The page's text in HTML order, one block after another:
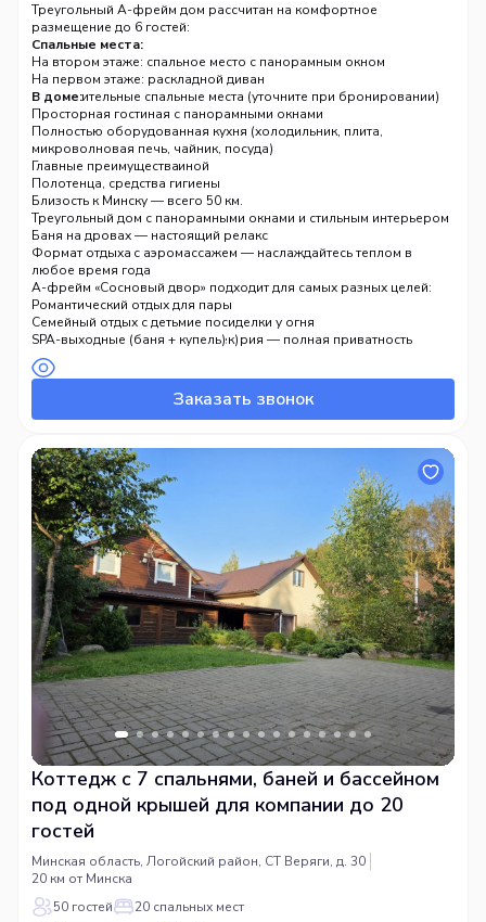
Треугольный А-фрейм дом рассчитан на комфортное
размещение до 6 гостей:
Спальные места:
На втором этаже: спальное место с панорамным окном
На первом этаже: раскладной диван
Дополнительные спальные места (уточните при бронировании)
В доме:
Просторная гостиная с панорамными окнами
Полностью оборудованная кухня (холодильник, плита,
микроволновая печь, чайник, посуда)
Санузел с душевой кабиной
Полотенца, средства гигиены
Wi-Fi, телевизор
Главные преимущества
Близость к Минску — всего 50 км.
Треугольный дом с панорамными окнами и стильным интерьером
Баня на дровах — настоящий релакс
Горячая купель с аэромассажем — наслаждайтесь теплом в
любое время года
Мангальная зона — всё необходимое для шашлыка (дрова,
шампуры, решётка)
Костровая зона — уютные посиделки у огня
Закрытая огороженная территория — полная приватность
Парковка на территории
Формат отдыха
А-фрейм «Сосновый двор» подходит для самых разных целей:
Романтический отдых для пары
Семейный отдых с детьми
Компания друзей (до 6 человек)
SPA-выходные (баня + купель)
Заказать звонок
Коттедж с 7 спальнями, баней и бассейном
под одной крышей для компании до 20
гостей
Минская область, Логойский район, СТ Веряги, д. 30
20 км от Минска
50 гостей
20 спальных мест